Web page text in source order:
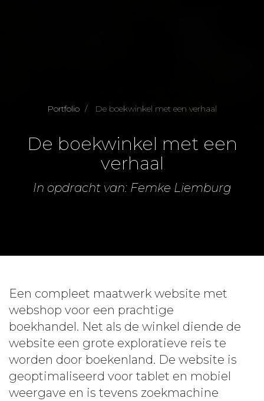
Portfolio De boekwinkel met een verhaal
De boekwinkel met een
verhaal
In opdracht van: Femke Liemburg
Een compleet maatwerk website met
webshop voor een prachtige
boekhandel. Net als de winkel diende de
website een grote exploratieve reis te
worden door boekenland. De website is
geoptimaliseerd voor tablet en mobiel
weergave en is tevens zoekmachine